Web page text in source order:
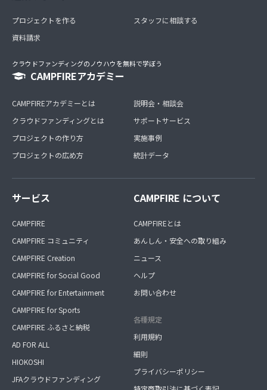
プロジェクトを作る
資料請求
スタッフに相談する
クラウドファンディングのノウハウを無料で学ぼう
CAMPFIREアカデミー
CAMPFIREアカデミーとは
クラウドファンディングとは
プロジェクトの作り方
プロジェクトの広め方
説明会・相談会
サポートサービス
実施事例
統計データ
サービス
CAMPFIRE
CAMPFIRE コミュニティ
CAMPFIRE Creation
CAMPFIRE for Social Good
CAMPFIRE for Entertainment
CAMPFIRE for Sports
CAMPFIRE ふるさと納税
AD FOR ALL
HIOKOSHI
JFAクラウドファンディング
CAMPFIRE について
CAMPFIREとは
あんしん・安全への取り組み
ニュース
ヘルプ
お問い合わせ
各種規定
利用規約
細則
プライバシーポリシー